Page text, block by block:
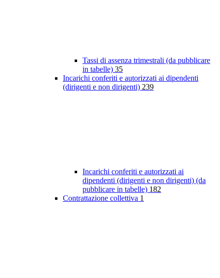
Tassi di assenza trimestrali (da pubblicare
in tabelle) 35
Incarichi conferiti e autorizzati ai dipendenti
(dirigenti e non dirigenti) 239
Incarichi conferiti e autorizzati ai
dipendenti (dirigenti e non dirigenti) (da
pubblicare in tabelle) 182
Contrattazione collettiva 1